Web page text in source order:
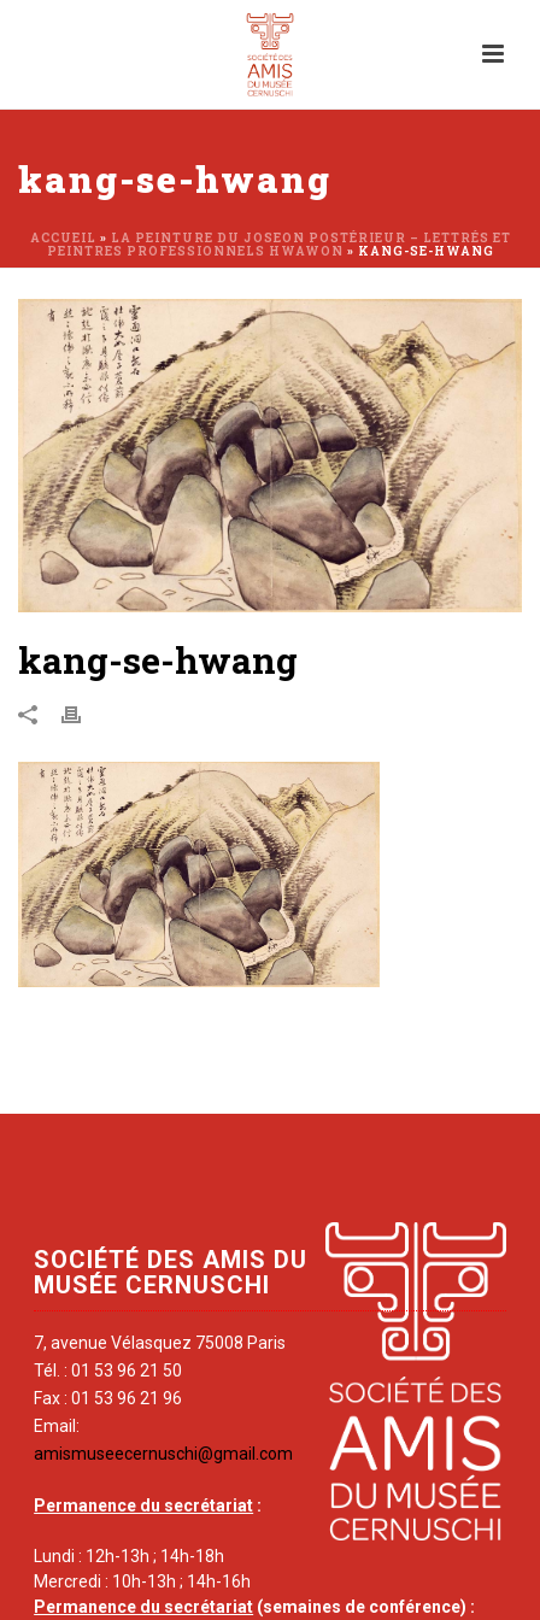
kang-se-hwang
ACCUEIL » LA PEINTURE DU JOSEON POSTÉRIEUR – LETTRÉS ET
PEINTRES PROFESSIONNELS HWAWON » KANG-SE-HWANG
kang-se-hwang
SOCIÉTÉ DES AMIS DU
MUSÉE CERNUSCHI
7, avenue Vélasquez 75008 Paris
Tél. : 01 53 96 21 50
Fax : 01 53 96 21 96
Email:
amismuseecernuschi@gmail.com
Permanence du secrétariat :
Lundi : 12h-13h ; 14h-18h
Mercredi : 10h-13h ; 14h-16h
Permanence du secrétariat (semaines de conférence) :